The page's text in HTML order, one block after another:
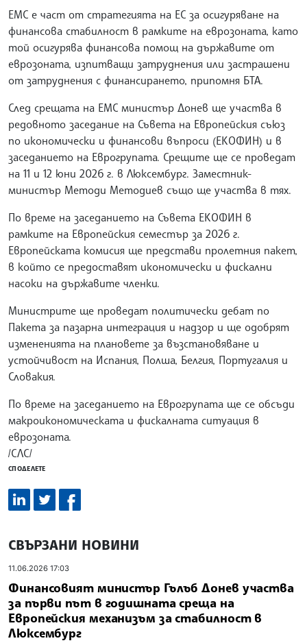
ЕМС е част от стратегията на ЕС за осигуряване на
финансова стабилност в рамките на еврозоната, като
той осигурява финансова помощ на държавите от
еврозоната, изпитващи затруднения или застрашени
от затруднения с финансирането, припомня БТА.
След срещата на ЕМС министър Донев ще участва в
редовното заседание на Съвета на Европейския съюз
по икономически и финансови въпроси (ЕКОФИН) и в
заседанието на Еврогрупата. Срещите ще се проведат
на 11 и 12 юни 2026 г. в Люксембург. Заместник-
министър Методи Методиев също ще участва в тях.
По време на заседанието на Съвета ЕКОФИН в
рамките на Европейския семестър за 2026 г.
Европейската комисия ще представи пролетния пакет,
в който се предоставят икономически и фискални
насоки на държавите членки.
Министрите ще проведат политически дебат по
Пакета за пазарна интеграция и надзор и ще одобрят
измененията на плановете за възстановяване и
устойчивост на Испания, Полша, Белгия, Португалия и
Словакия.
По време на заседанието на Еврогрупата ще се обсъди
макроикономическата и фискалната ситуация в
еврозоната.
/СЛС/
СПОДЕЛЕТЕ
СВЪРЗАНИ НОВИНИ
11.06.2026 17:03
Финансовият министър Гълъб Донев участва
за първи път в годишната среща на
Европейския механизъм за стабилност в
Люксембург